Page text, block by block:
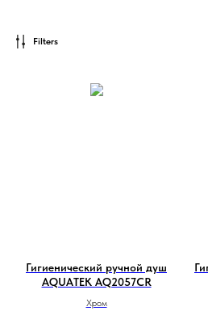
Filters
Гигиенический ручной душ
AQUATEK AQ2057CR
Хром